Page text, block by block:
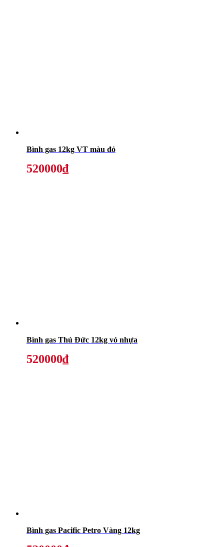
Bình gas 12kg VT màu đỏ
520000₫
Bình gas Thủ Đức 12kg vỏ nhựa
520000₫
Bình gas Pacific Petro Vàng 12kg